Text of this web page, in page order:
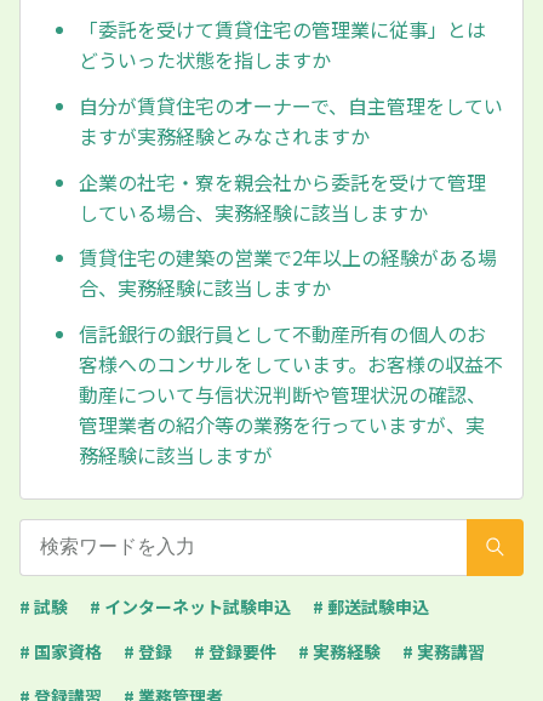
「委託を受けて賃貸住宅の管理業に従事」とは
どういった状態を指しますか
自分が賃貸住宅のオーナーで、自主管理をしてい
ますが実務経験とみなされますか
企業の社宅・寮を親会社から委託を受けて管理
している場合、実務経験に該当しますか
賃貸住宅の建築の営業で2年以上の経験がある場
合、実務経験に該当しますか
信託銀行の銀行員として不動産所有の個人のお
客様へのコンサルをしています。お客様の収益不
動産について与信状況判断や管理状況の確認、
管理業者の紹介等の業務を行っていますが、実
務経験に該当しますが
# 試験 # インターネット試験申込
# 郵送試験申込
# 国家資格
# 登録 # 登録要件 # 実務経験
# 実務講習
# 登録講習
# 業務管理者